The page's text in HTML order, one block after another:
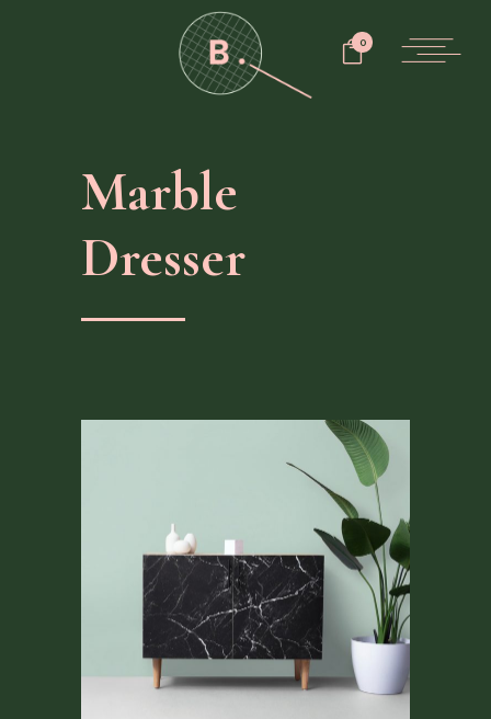
0
Marble
Dresser